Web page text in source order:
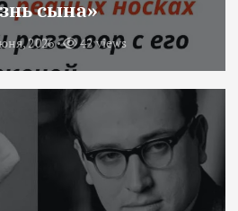
сына»
2026 42 views